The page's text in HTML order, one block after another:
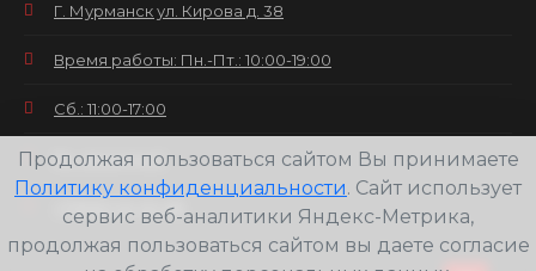
Г. Мурманск ул. Кирова д. 38
Время работы: Пн.-Пт.: 10:00-19:00
Сб.: 11:00-17:00
Вс.: выходной
+7(8152) 25-30-58
Продолжая пользоваться сайтом Вы принимаете
Политику конфиденциальности. Сайт использует
сервис веб-аналитики Яндекс-Метрика,
продолжая пользоваться сайтом вы даете согласие